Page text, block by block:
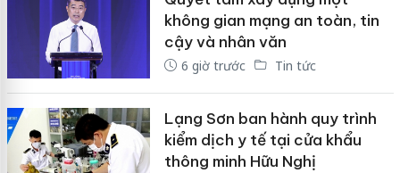
không gian mạng an toàn, tin
cậy và nhân văn
6 giờ trước Tin tức
Lạng Sơn ban hành quy trình
kiểm dịch y tế tại cửa khẩu
thông minh Hữu Nghị